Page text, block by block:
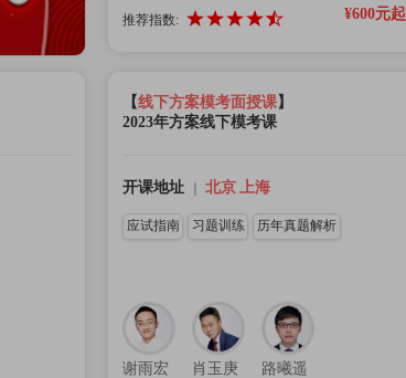
推荐指数:
¥600元起
【线下方案模考面授课 】
2023年方案线下模考课
开课地址 ｜北京 上海
应试指南 习题训练 历年真题解析
谢雨宏 肖玉庚 路曦遥